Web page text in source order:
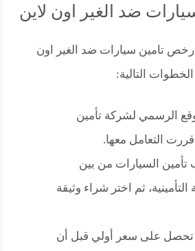
ضد الغير اون لاين
تامين سيارات ضد الغير اون
التالية:
الرسمي لشركة تأمين
قررت التعامل معها.
تأمين السيارات من بين
ثم اختر شراء وثيقة
تحصل على سعر أولي قبل أن